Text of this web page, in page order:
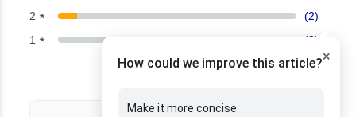
2 ★
(2)
1 ★
(0)
×
How could we improve this article?
Make it more concise